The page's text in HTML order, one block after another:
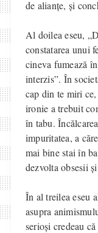
de alianțe, și
Al doilea eseu,
constatarea unui
cineva fumează
interzis”. În
cap din te miri
ironie a trebuit
în tabu.
impuritatea, a
mai bine stai în
dezvolta obsesii
În al treilea eseu
asupra
serioși credeau